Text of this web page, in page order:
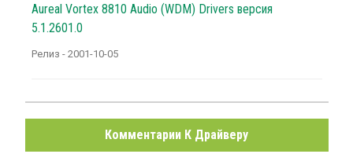
Aureal Vortex 8810 Audio (WDM) Drivers версия
5.1.2601.0
Релиз - 2001-10-05
Комментарии К Драйверу